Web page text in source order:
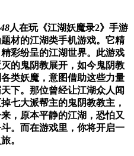
人在玩《江湖妖魔录2》手游
材的江湖类手机游戏。它精
彩纷呈的江湖世界。此游戏
的鬼阴教展开，如今鬼阴教
类妖魔，意图借助这些力量
下。那位曾经让江湖众人闻
七大派帮主的鬼阴教教主，
，原本平静的江湖，恐怕又
。而在游戏里，你将开启一
。